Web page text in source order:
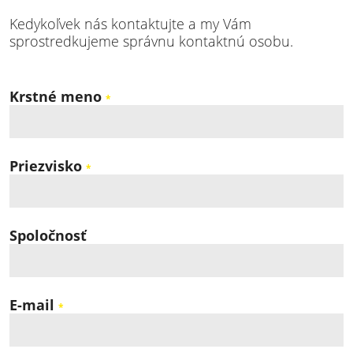
Kedykoľvek nás kontaktujte a my Vám
sprostredkujeme správnu kontaktnú osobu.
Krstné meno *
Priezvisko *
Spoločnosť
E-mail *